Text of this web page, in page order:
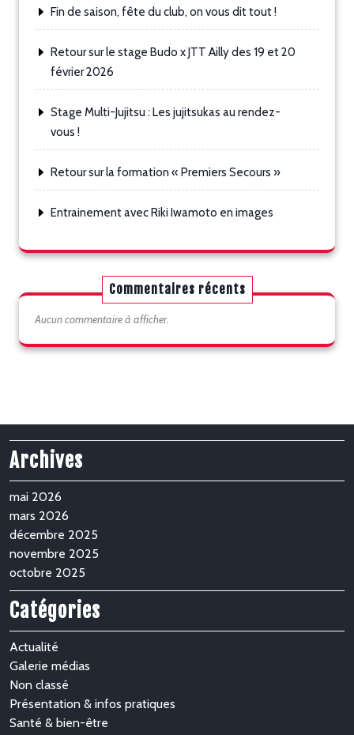
Fin de saison, fête du club, on vous dit tout !
Retour sur le stage Budo x JTT Ailly des 19 et 20
février 2026
Stage Multi-Jujitsu : Les jujitsukas au rendez-
vous !
Retour sur la formation « Premiers Secours »
Entrainement avec Riki Iwamoto en images
Commentaires récents
Aucun commentaire à afficher.
Archives
mai 2026
mars 2026
décembre 2025
novembre 2025
octobre 2025
Catégories
Actualité
Galerie médias
Non classé
Présentation & infos pratiques
Santé & bien-être